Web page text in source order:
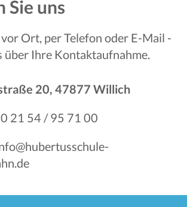
Sie uns
Ort, per Telefon oder E-Mail -
über Ihre Kontaktaufnahme.
20, 47877 Willich
0 21 54 / 95 71 00